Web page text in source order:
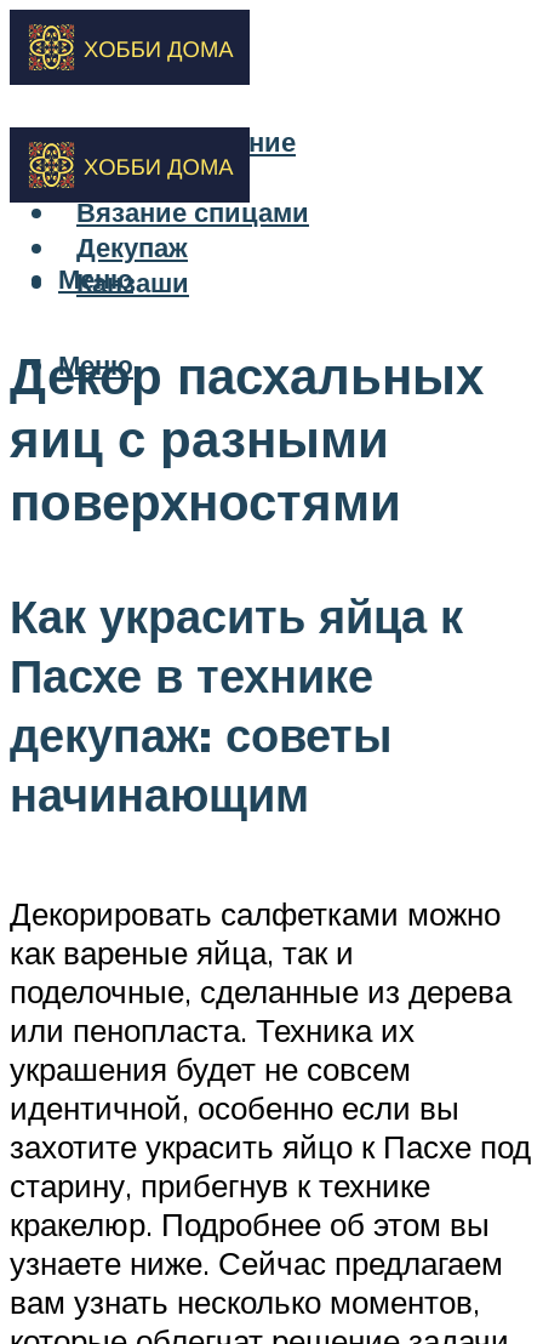
Бисероплетение
Вышивка
Вязание спицами
Декупаж
Канзаши
Меню
Меню
Декор пасхальных
яиц с разными
поверхностями
Как украсить яйца к
Пасхе в технике
декупаж: советы
начинающим
Декорировать салфетками можно
как вареные яйца, так и
поделочные, сделанные из дерева
или пенопласта. Техника их
украшения будет не совсем
идентичной, особенно если вы
захотите украсить яйцо к Пасхе под
старину, прибегнув к технике
кракелюр. Подробнее об этом вы
узнаете ниже. Сейчас предлагаем
вам узнать несколько моментов,